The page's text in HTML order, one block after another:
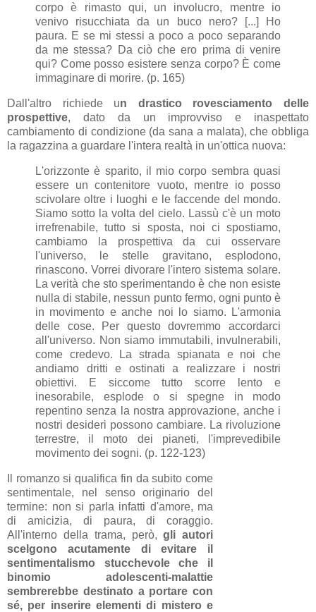
corpo è rimasto qui, un involucro, mentre io
venivo risucchiata da un buco nero? [...] Ho
paura. E se mi stessi a poco a poco separando
da me stessa? Da ciò che ero prima di venire
qui? Come posso esistere senza corpo? È come
immaginare di morire. (p. 165)
Dall'altro richiede un drastico rovesciamento delle
prospettive, dato da un improvviso e inaspettato
cambiamento di condizione (da sana a malata), che obbliga
la ragazzina a guardare l'intera realtà in un'ottica nuova:
L'orizzonte è sparito, il mio corpo sembra quasi
essere un contenitore vuoto, mentre io posso
scivolare oltre i luoghi e le faccende del mondo.
Siamo sotto la volta del cielo. Lassù c'è un moto
irrefrenabile, tutto si sposta, noi ci spostiamo,
cambiamo la prospettiva da cui osservare
l'universo, le stelle gravitano, esplodono,
rinascono. Vorrei divorare l'intero sistema solare.
La verità che sto sperimentando è che non esiste
nulla di stabile, nessun punto fermo, ogni punto è
in movimento e anche noi lo siamo. L'armonia
delle cose. Per questo dovremmo accordarci
all'universo. Non siamo immutabili, invulnerabili,
come credevo. La strada spianata e noi che
andiamo dritti e ostinati a realizzare i nostri
obiettivi. E siccome tutto scorre lento e
inesorabile, esplode o si spegne in modo
repentino senza la nostra approvazione, anche i
nostri desideri possono cambiare. La rivoluzione
terrestre, il moto dei pianeti, l'imprevedibile
movimento dei sogni. (p. 122-123)
Il romanzo si qualifica fin da subito come
sentimentale, nel senso originario del
termine: non si parla infatti d'amore, ma
di amicizia, di paura, di coraggio.
All'interno della trama, però,gli autori
scelgono acutamente di evitare il
sentimentalismo stucchevole che il
binomio adolescenti-malattie
sembrerebbe destinato a portare con
sé, per inserire elementi di mistero e